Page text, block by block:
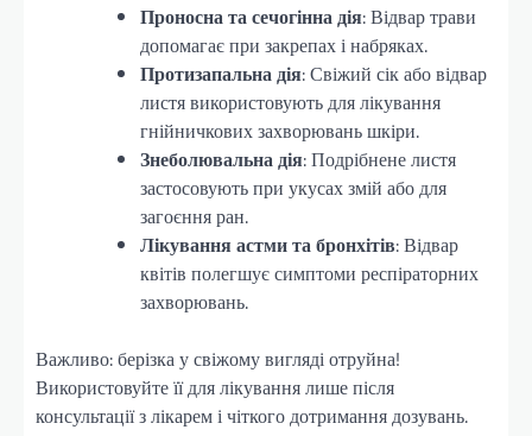
Проносна та сечогінна дія: Відвар трави
допомагає при закрепах і набряках.
Протизапальна дія: Свіжий сік або відвар
листя використовують для лікування
гнійничкових захворювань шкіри.
Знеболювальна дія: Подрібнене листя
застосовують при укусах змій або для
загоєння ран.
Лікування астми та бронхітів: Відвар
квітів полегшує симптоми респіраторних
захворювань.
Важливо: берізка у свіжому вигляді отруйна!
Використовуйте її для лікування лише після
консультації з лікарем і чіткого дотримання дозувань.